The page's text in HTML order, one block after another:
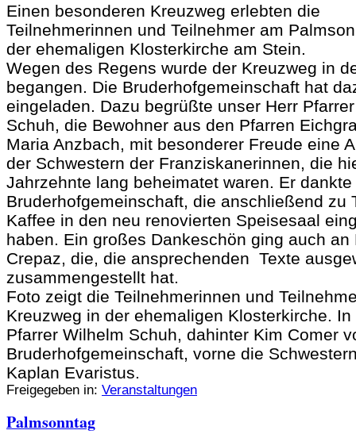
Einen besonderen Kreuzweg erlebten die
Teilnehmerinnen und Teilnehmer am
der ehemaligen Klosterkirche am Stein.
Wegen des Regens wurde der Kreuzweg in
begangen. Die Bruderhofgemeinschaft hat
eingeladen. Dazu begrüßte unser Herr
Schuh, die Bewohner aus den Pfarren
Maria Anzbach, mit besonderer Freude eine
der Schwestern der Franziskanerinnen, die
Jahrzehnte lang beheimatet waren. Er
Bruderhofgemeinschaft, die anschließend zu
Kaffee in den neu renovierten Speisesaal
haben. Ein großes Dankeschön ging auch an
Crepaz, die, die ansprechenden Texte
zusammengestellt hat.
Foto zeigt die Teilnehmerinnen und
Kreuzweg in der ehemaligen Klosterkirche.
Pfarrer Wilhelm Schuh, dahinter Kim Comer
Bruderhofgemeinschaft, vorne die
Kaplan Evaristus.
Freigegeben in: Veranstaltungen
Palmsonntag